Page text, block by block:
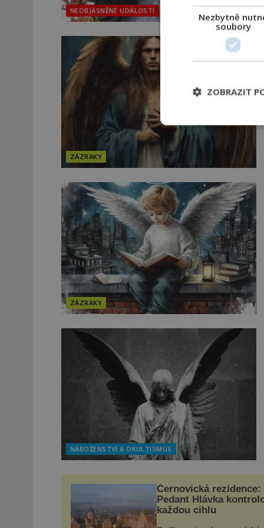
NEOBJASNĚNÉ UDÁLOSTI
ZÁZRAKY
ZÁZRAKY
NÁBOŽENSTVÍ A OKULTISMUS
Černovická rezidence:
Pedant Hlávka
každou cihlu
Nezbytně
soubory
ZOBRAZIT